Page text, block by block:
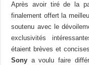
Après avoir tiré de la
finalement offert la
soutenu avec le
exclusivités
étaient brèves et
Sony a voulu faire